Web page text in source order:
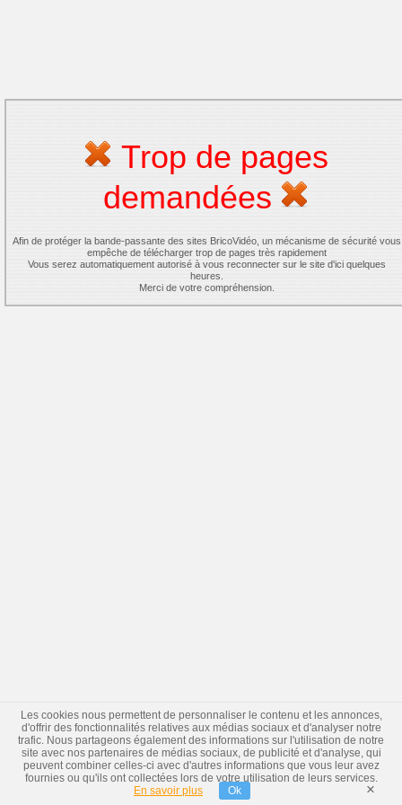
Trop de pages
demandées
Afin de protéger la bande-passante des sites BricoVidéo, un mécanisme de sécurité vous
empêche de télécharger trop de pages très rapidement
Vous serez automatiquement autorisé à vous reconnecter sur le site d'ici quelques
heures.
Merci de votre compréhension.
Les cookies nous permettent de personnaliser le contenu et les annonces,
d'offrir des fonctionnalités relatives aux médias sociaux et d'analyser notre
trafic. Nous partageons également des informations sur l'utilisation de notre
site avec nos partenaires de médias sociaux, de publicité et d'analyse, qui
peuvent combiner celles-ci avec d'autres informations que vous leur avez
fournies ou qu'ils ont collectées lors de votre utilisation de leurs services.
En savoir plus
Ok ×